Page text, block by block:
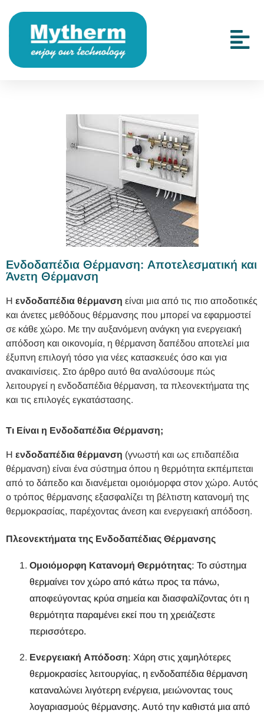
Ενδοδαπέδια Θέρμανση: Αποτελεσματική και
Άνετη Θέρμανση
Η ενδοδαπέδια θέρμανση είναι μια από τις πιο αποδοτικές
και άνετες μεθόδους θέρμανσης που μπορεί να εφαρμοστεί
σε κάθε χώρο. Με την αυξανόμενη ανάγκη για ενεργειακή
απόδοση και οικονομία, η θέρμανση δαπέδου αποτελεί μια
έξυπνη επιλογή τόσο για νέες κατασκευές όσο και για
ανακαινίσεις. Στο άρθρο αυτό θα αναλύσουμε πώς
λειτουργεί η ενδοδαπέδια θέρμανση, τα πλεονεκτήματα της
και τις επιλογές εγκατάστασης.
Τι Είναι η Ενδοδαπέδια Θέρμανση;
Η ενδοδαπέδια θέρμανση (γνωστή και ως επιδαπέδια
θέρμανση) είναι ένα σύστημα όπου η θερμότητα εκπέμπεται
από το δάπεδο και διανέμεται ομοιόμορφα στον χώρο. Αυτός
ο τρόπος θέρμανσης εξασφαλίζει τη βέλτιστη κατανομή της
θερμοκρασίας, παρέχοντας άνεση και ενεργειακή απόδοση.
Πλεονεκτήματα της Ενδοδαπέδιας Θέρμανσης
Ομοιόμορφη Κατανομή Θερμότητας: Το σύστημα
θερμαίνει τον χώρο από κάτω προς τα πάνω,
αποφεύγοντας κρύα σημεία και διασφαλίζοντας ότι η
θερμότητα παραμένει εκεί που τη χρειάζεστε
περισσότερο.
Ενεργειακή Απόδοση: Χάρη στις χαμηλότερες
θερμοκρασίες λειτουργίας, η ενδοδαπέδια θέρμανση
καταναλώνει λιγότερη ενέργεια, μειώνοντας τους
λογαριασμούς θέρμανσης. Αυτό την καθιστά μια από